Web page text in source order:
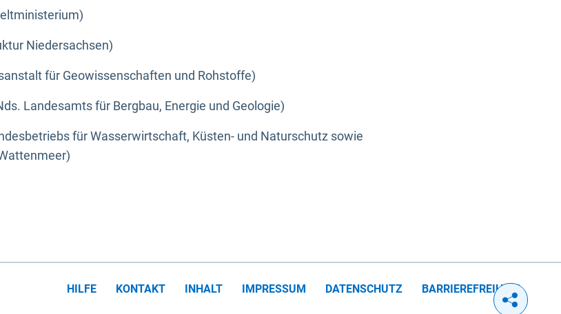
Niedersachsen)
für Geowissenschaften und Rohstoffe)
Landesamts für Bergbau, Energie und Geologie)
für Wasserwirtschaft, Küsten- und Naturschutz sowie
HILFE KONTAKT INHALT IMPRESSUM DATENSCHUTZ BARRIEREFREIHEIT